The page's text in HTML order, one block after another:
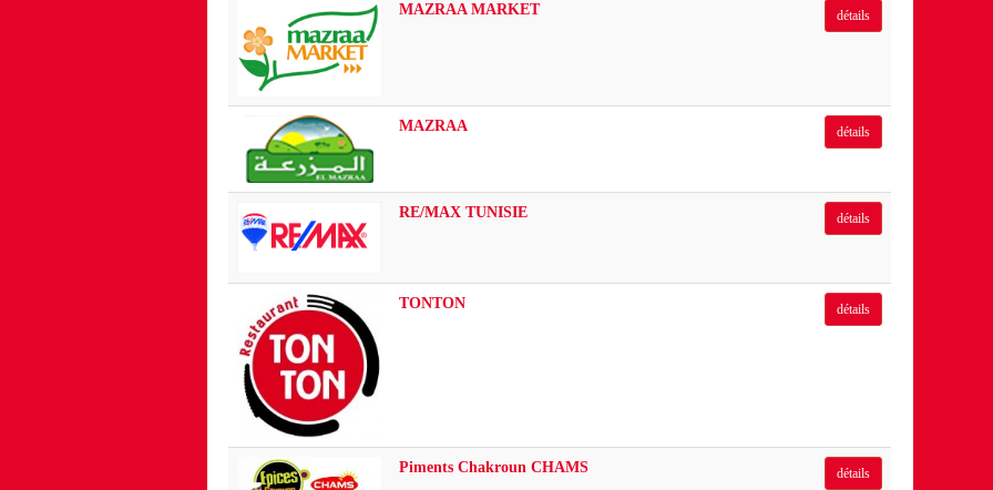
MAZRAA MARKET détails
MAZRAA détails
RE/MAX TUNISIE détails
TONTON détails
Piments Chakroun CHAMS détails